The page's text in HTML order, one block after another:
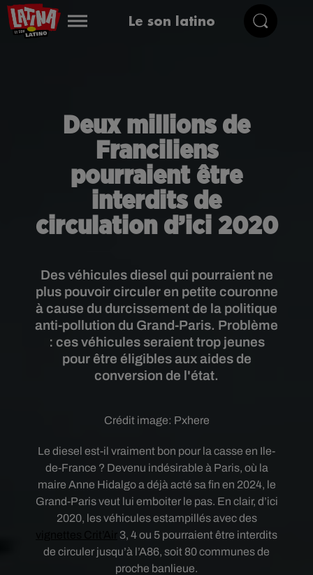
Le son latino
Deux millions de
Franciliens
pourraient être
interdits de
circulation d’ici 2020
Des véhicules diesel qui pourraient ne
plus pouvoir circuler en petite couronne
à cause du durcissement de la politique
anti-pollution du Grand-Paris. Problème
: ces véhicules seraient trop jeunes
pour être éligibles aux aides de
conversion de l'état.
Crédit image: Pxhere
Le diesel est-il vraiment bon pour la casse en Ile-
de-France ? Devenu indésirable à Paris, où la
maire Anne Hidalgo a déjà acté sa fin en 2024, le
Grand-Paris veut lui emboiter le pas. En clair, d’ici
2020, les véhicules estampillés avec des
3, 4 ou 5 pourraient être interdits
de circuler jusqu’à l’A86, soit 80 communes de
proche banlieue.